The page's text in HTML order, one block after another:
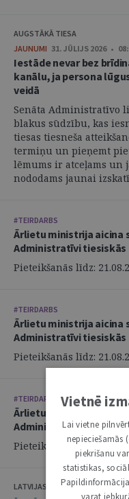
AUGSTĀKĀ TIESA
JAUNUMI 31. JŪLIJS 2026 •
Iestāde nevar bez
kanālu, ja persona
veidā
Senāta Administratīvo
blakus sūdzību, kas
tiesas tiesneša
termiņu un pieņemt
lēmums ir atceļams un
nododams jaunai
#TEIRDARBS
Ārlietu ministrija aicina
Administratīvi
Pieteikšanās līdz:
#TEIRDARBS
Ārlietu ministrija aicina
Administratīvi tiesiskās
Pieteikšanās līdz:
#TEIRDARBS
Ārlietu ministrija aicina
Administratīvi
Pieteikšanās līdz:
LATVIJAS ZVĒRINĀTU
Vietnē
Lai vietne
nepieciešamās
piekrišanu
statistikas,
varat